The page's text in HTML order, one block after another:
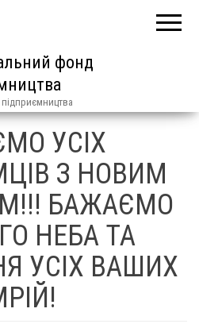
фонд
УСІХ
З НОВИМ
БАЖАЄМО
НЕБА ТА
УСІХ ВАШИХ